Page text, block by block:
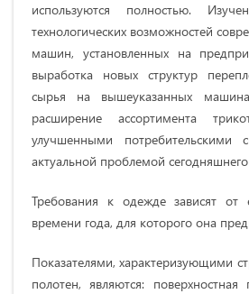
используются полностью.
технологических возможностей
машин, установленных на
выработка новых структур
сырья на вышеуказанных
расширение ассортимента
улучшенными потребительскими
актуальной проблемой
Требования к одежде зависят
времени года, для которого она
Показателями, характеризующими
полотен, являются: поверхностная